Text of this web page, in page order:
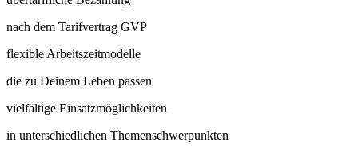
nach dem Tarif­vertrag GVP
flexible Arbeits­zeit­modelle
die zu Deinem Leben passen
vielfältige Einsatz­mög­lich­keiten
in unterschied­lichen Themen­schwer­punkten